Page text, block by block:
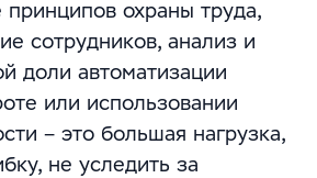
охраны труда,
сотрудников, анализ и
доли автоматизации
или использовании
– это большая нагрузка,
не уследить за